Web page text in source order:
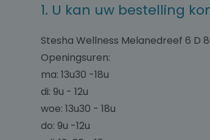
1. U kan uw bestelling
Stesha Wellness Melanedreef 6 D
Openingsuren:
ma: 13u30 -18u
di: 9u - 12u
woe: 13u30 - 18u
do: 9u -12u